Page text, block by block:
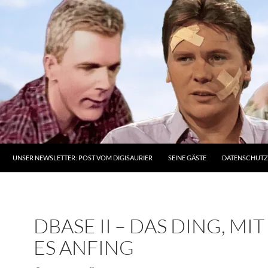
UNSER NEWSLETTER: POST VOM DIGISAURIER SEINE GÄSTE
DBASE II – DAS DING,
ES ANFING